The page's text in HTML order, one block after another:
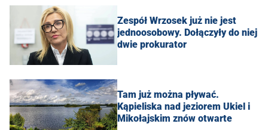
Zespół Wrzosek już nie jest
jednoosobowy. Dołączyły do niej
dwie prokurator
Tam już można pływać.
Kąpieliska nad jeziorem Ukiel i
Mikołajskim znów otwarte